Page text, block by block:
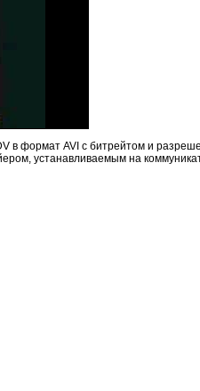
в формат AVI с битрейтом и
устанавливаемым на